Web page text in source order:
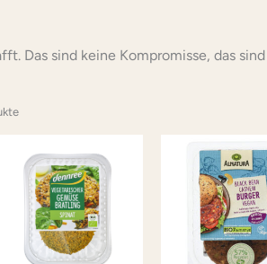
Das sind keine Kompromisse, das sind